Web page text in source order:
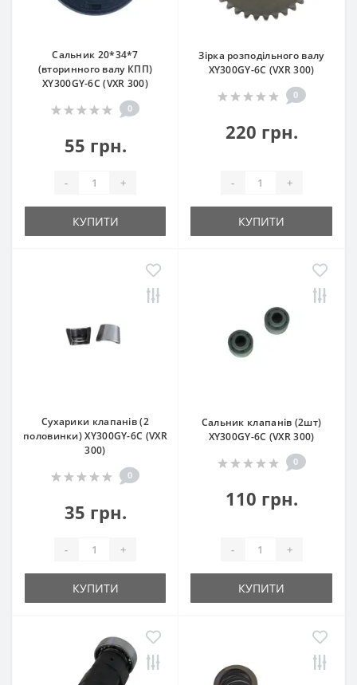
Сальник 20*34*7
(вторинного валу КПП)
XY300GY-6C (VXR 300)
0
55 грн.
- +
КУПИТИ
Зірка розподільного валу
XY300GY-6C (VXR 300)
0
220 грн.
- +
КУПИТИ
Сухарики клапанів (2
половинки) XY300GY-6C (VXR
300)
0
35 грн.
- +
КУПИТИ
Сальник клапанів (2шт)
XY300GY-6C (VXR 300)
0
110 грн.
- +
КУПИТИ